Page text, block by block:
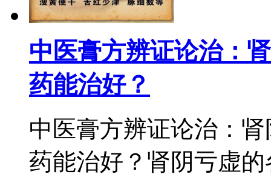
中医膏方辨证论治：
药能治好？
中医膏方辨证论治：
药能治好？肾阴亏虚